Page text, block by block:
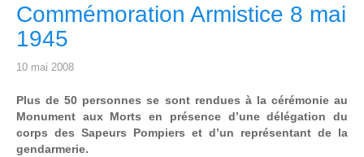
Commémoration Armistice 8 mai
1945
10 mai 2008
Plus de 50 personnes se sont rendues à la cérémonie au
Monument aux Morts en présence d’une délégation du
corps des Sapeurs Pompiers et d’un représentant de la
gendarmerie.